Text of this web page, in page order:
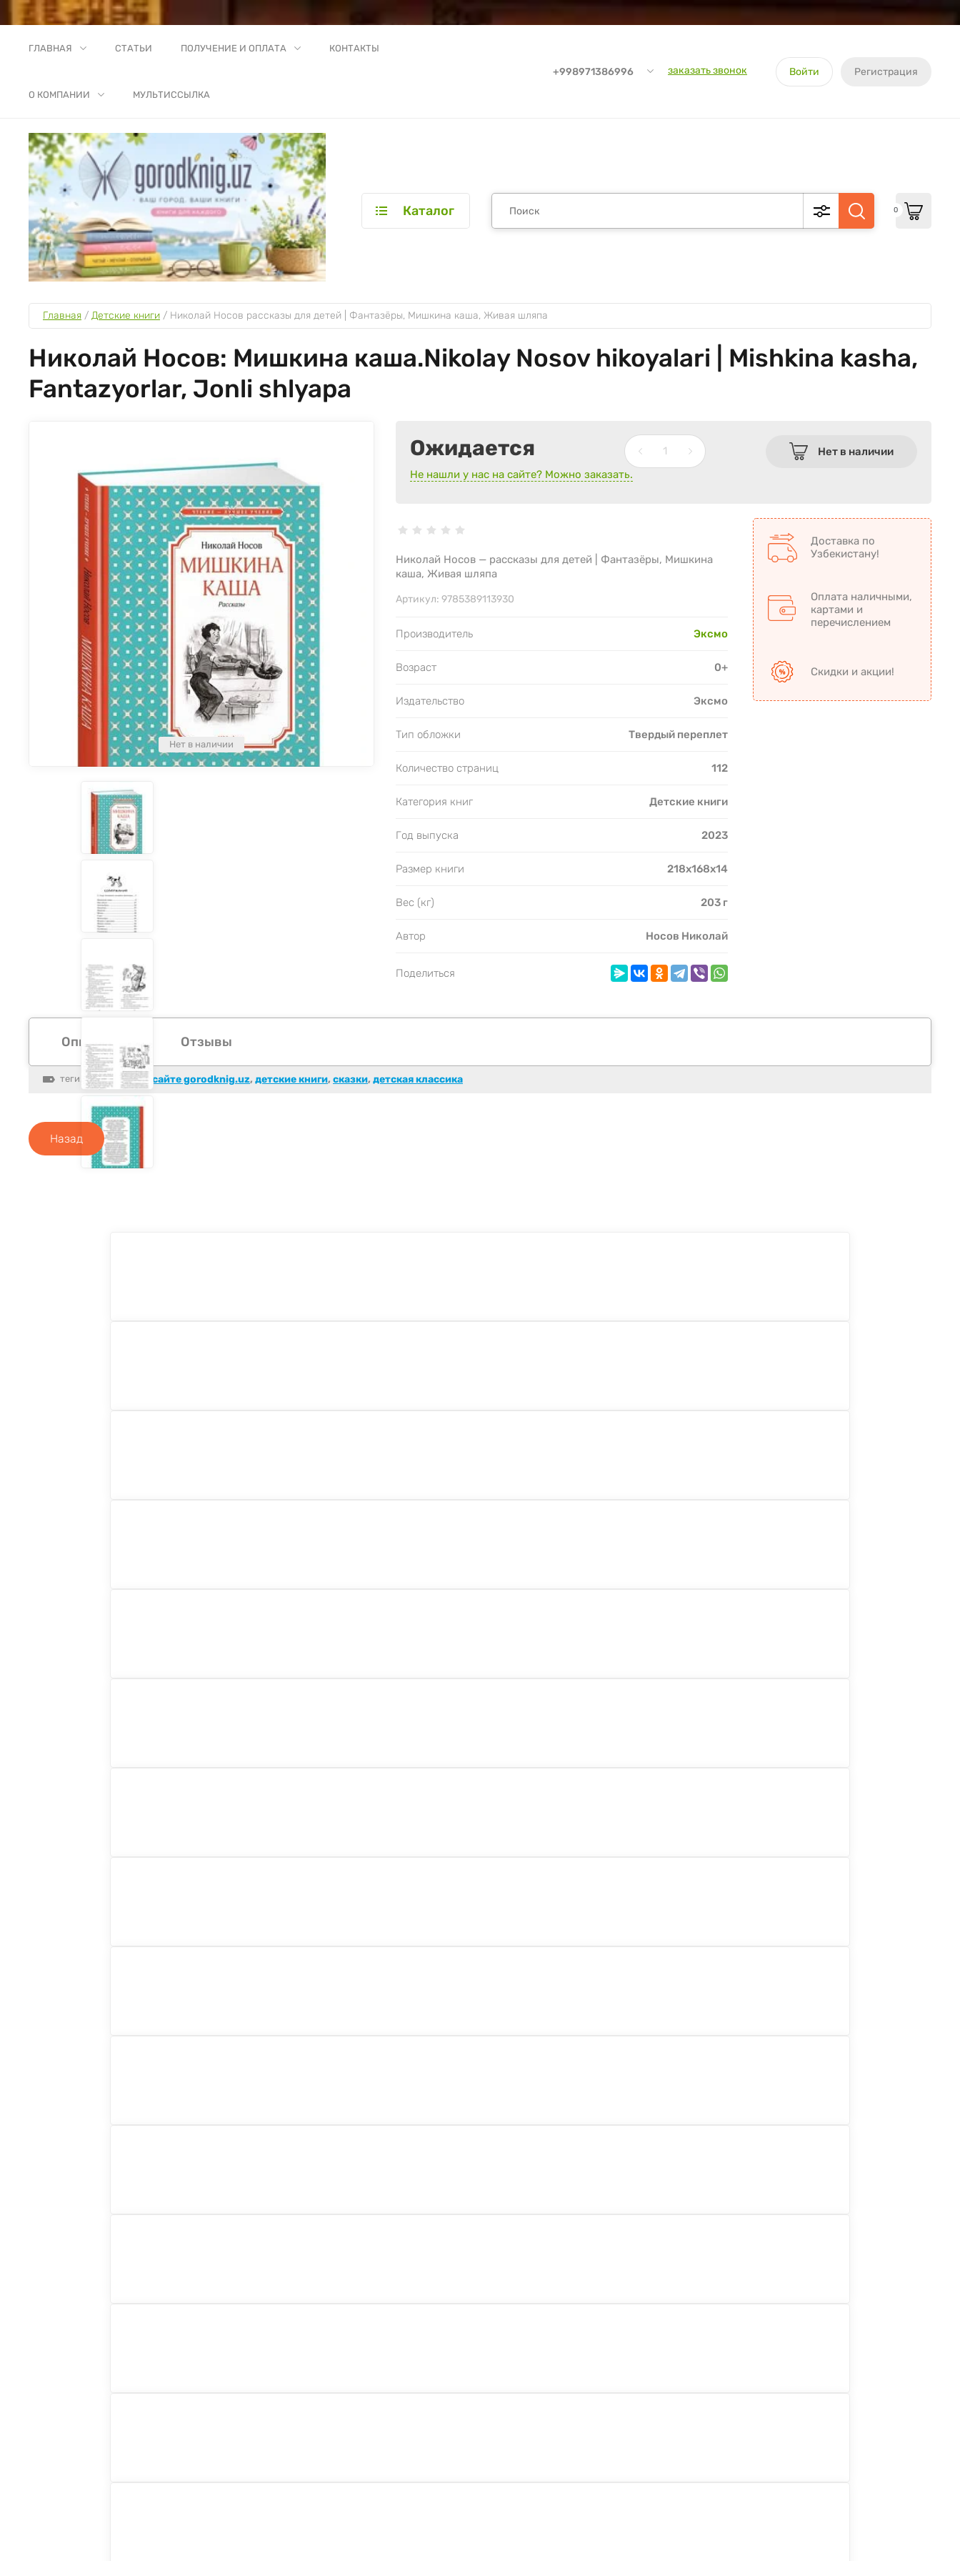
ГЛАВНАЯ СТАТЬИ ПОЛУЧЕНИЕ И ОПЛАТА КОНТАКТЫ
О КОМПАНИИ МУЛЬТИССЫЛКА
+998971386996 заказать звонок Войти Регистрация
Каталог 0
Главная / Детские книги / Николай Носов рассказы для детей | Фантазёры, Мишкина каша, Живая шляпа
Николай Носов: Мишкина каша.Nikolay Nosov hikoyalari | Mishkina kasha,
Fantazyorlar, Jonli shlyapa
Нет в наличии
Ожидается
Нет в наличии
Не нашли у нас на сайте? Можно заказать.
Николай Носов — рассказы для детей | Фантазёры, Мишкина
каша, Живая шляпа
Артикул: 9785389113930
Производитель Эксмо
Возраст 0+
Издательство Эксмо
Тип обложки Твердый переплет
Количество страниц 112
Категория книг Детские книги
Год выпуска 2023
Размер книги 218x168x14
Вес (кг) 203 г
Автор Носов Николай
Поделиться
Доставка по
Узбекистану!
Оплата наличными,
картами и
перечислением
Скидки и акции!
Описание Отзывы
теги: новинки на сайте gorodknig.uz, детские книги, сказки, детская классика
Назад